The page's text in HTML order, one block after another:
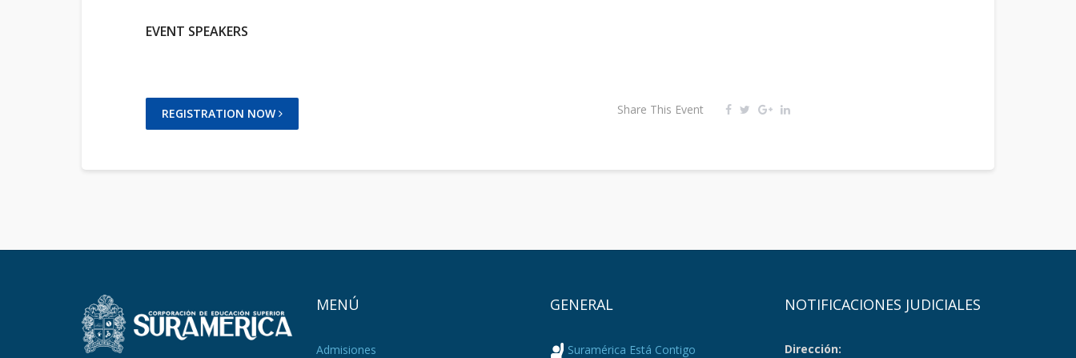
EVENT SPEAKERS
REGISTRATION NOW Share This Event
MENÚ
Admisiones
GENERAL
Suramérica Está Contigo
NOTIFICACIONES JUDICIALES
Dirección: